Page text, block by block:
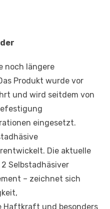
noch längere
Produkt wurde vor
und wird seitdem von
eingesetzt.
Die aktuelle
2 Selbstadhäsiver
– zeichnet sich
Haftkraft und besonders